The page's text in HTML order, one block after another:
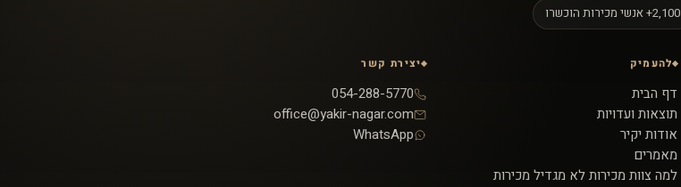
2,100+ אנשי מכירות הוכשרו
להעמיק
דף הבית
תוצאות ועדויות
אודות יקיר
מאמרים
למה צוות מכירות לא מגדיל מכירות
יצירת קשר
054-288-5770
office@yakir-nagar.com
WhatsApp